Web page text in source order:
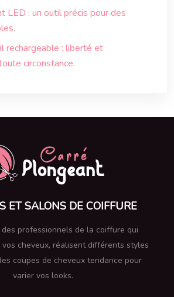
LED : un outil précis pour des
rechargeable : liberté et
circonstance.
ET SALONS DE COIFFURE
professionnels de la coiffure qui
cheveux, réalisent différents styles
coupes de cheveux tendance pour
varier vos looks.